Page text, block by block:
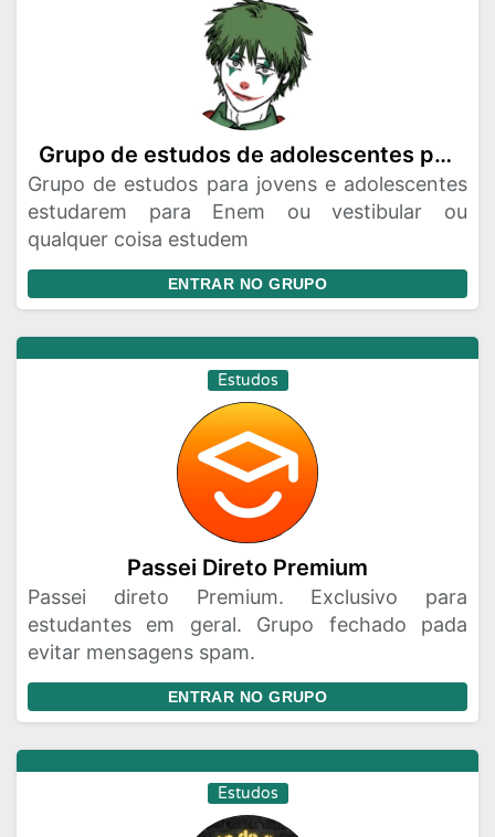
Grupo de estudos de adolescentes preguiçosos
Grupo de estudos para jovens e adolescentes
estudarem para Enem ou vestibular ou
qualquer coisa estudem
ENTRAR NO GRUPO
Estudos
Passei Direto Premium
Passei direto Premium. Exclusivo para
estudantes em geral. Grupo fechado pada
evitar mensagens spam.
ENTRAR NO GRUPO
Estudos